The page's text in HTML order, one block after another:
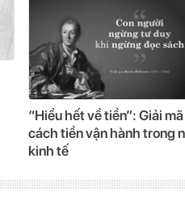
“Hiểu hết về tiền”: Giải mã
cách tiền vận hành trong
kinh tế